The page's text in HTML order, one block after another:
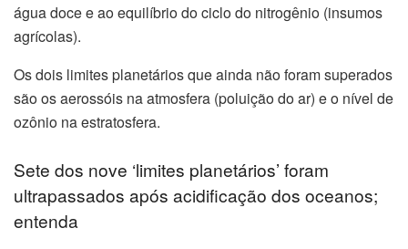
água doce e ao equilíbrio do ciclo do nitrogênio (insumos
agrícolas).
Os dois limites planetários que ainda não foram superados
são os aerossóis na atmosfera (poluição do ar) e o nível de
ozônio na estratosfera.
Sete dos nove ‘limites planetários’ foram
ultrapassados após acidificação dos oceanos;
entenda